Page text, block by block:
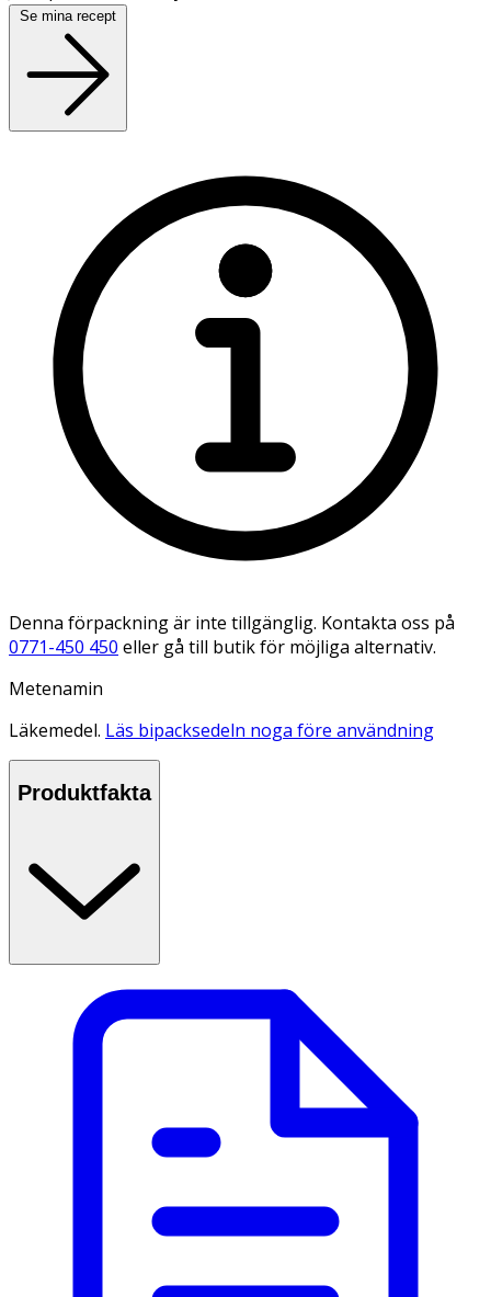
Se mina recept
Denna förpackning är inte tillgänglig. Kontakta oss på
0771-450 450 eller gå till butik för möjliga alternativ.
Metenamin
Läkemedel. Läs bipacksedeln noga före användning
Produktfakta